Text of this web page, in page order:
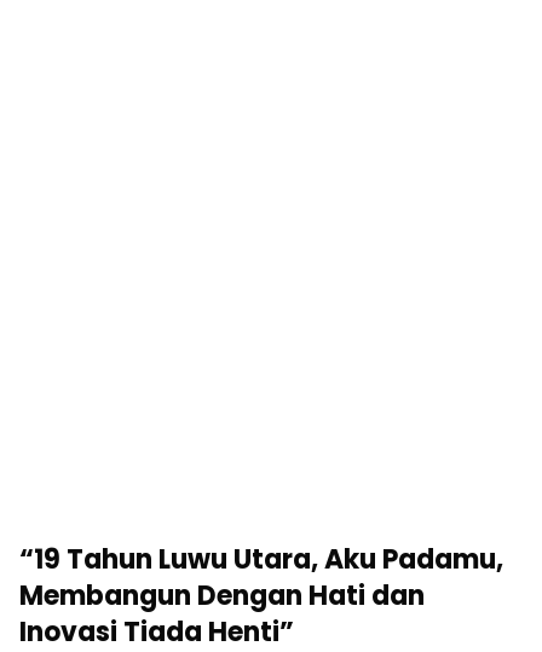
“19 Tahun Luwu Utara, Aku Padamu,
Membangun Dengan Hati dan
Inovasi Tiada Henti”